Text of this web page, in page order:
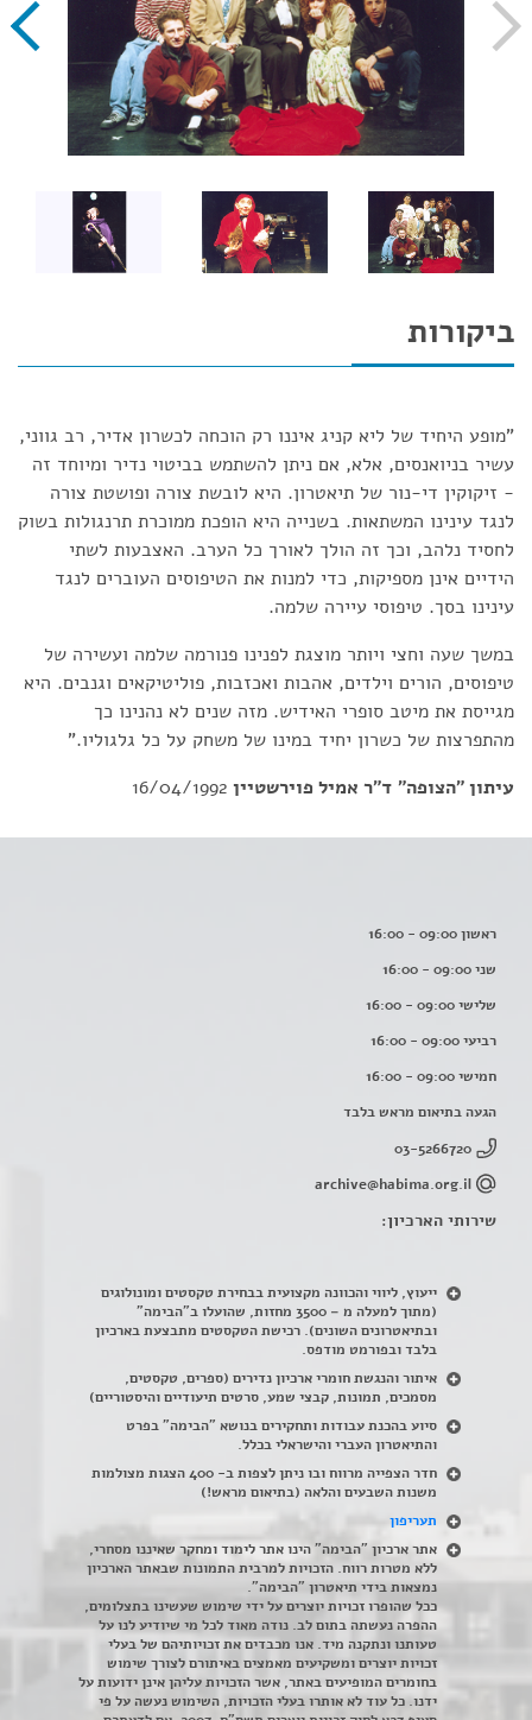
ביקורות
"מופע היחיד של ליא קניג איננו רק הוכחה לכשרון אדיר, רב גווני,
עשיר בניואנסים, אלא, אם ניתן להשתמש בביטוי נדיר ומיוחד זה
- זיקוקין די-נור של תיאטרון. היא לובשת צורה ופושטת צורה
לנגד עינינו המשתאות. בשנייה היא הופכת ממוכרת תרנגולות בשוק
לחסיד נלהב, וכך זה הולך לאורך כל הערב. האצבעות לשתי
הידיים אינן מספיקות, כדי למנות את הטיפוסים העוברים לנגד
עינינו בסך. טיפוסי עיירה שלמה.
במשך שעה וחצי ויותר מוצגת לפנינו פנורמה שלמה ועשירה של
טיפוסים, הורים וילדים, אהבות ואכזבות, פוליטיקאים וגנבים. היא
מגייסת את מיטב סופרי האידיש. מזה שנים לא נהנינו כך
מהתפרצות של כשרון יחיד במינו של משחק על כל גלגוליו."
עיתון "הצופה" ד"ר אמיל פוירשטיין 16/04/1992
ראשון 09:00 - 16:00
שני 09:00 - 16:00
שלישי 09:00 - 16:00
רביעי 09:00 - 16:00
חמישי 09:00 - 16:00
הגעה בתיאום מראש בלבד
03-5266720
archive@habima.org.il
שירותי הארכיון:
ייעוץ, ליווי והכוונה מקצועית בבחירת טקסטים ומונולוגים
(מתוך למעלה מ – 3500 מחזות, שהועלו ב"הבימה"
ובתיאטרונים השונים). רכישת הטקסטים מתבצעת בארכיון
בלבד ובפורמט מודפס.
איתור והנגשת חומרי ארכיון נדירים (ספרים, טקסטים,
מסמכים, תמונות, קבצי שמע, סרטים תיעודיים והיסטוריים)
סיוע בהכנת עבודות ותחקירים בנושא "הבימה" בפרט
והתיאטרון העברי והישראלי בכלל.
חדר הצפייה מרווח ובו ניתן לצפות ב- 400 הצגות מצולמות
משנות השבעים והלאה (בתיאום מראש!)
תעריפון
אתר ארכיון "הבימה" הינו אתר לימוד ומחקר שאיננו מסחרי,
ללא מטרות רווח. הזכויות למרבית התמונות שבאתר הארכיון
נמצאות בידי תיאטרון "הבימה".
ככל שהופרו זכויות יוצרים על ידי שימוש שעשינו בתצלומים,
ההפרה נעשתה בתום לב. נודה מאוד לכל מי שיודיע לנו על
טעותנו ונתקנה מיד. אנו מכבדים את זכויותיהם של בעלי
זכויות יוצרים ומשקיעים מאמצים באיתורם לצורך שימוש
בחומרים המופיעים באתר, אשר הזכויות עליהן אינן ידועות על
ידנו. כל עוד לא אותרו בעלי הזכויות, השימוש נעשה על פי